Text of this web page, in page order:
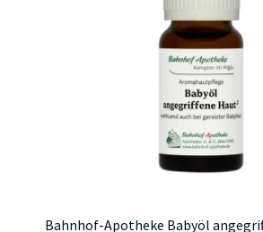
Bahnhof-Apotheke Babyöl